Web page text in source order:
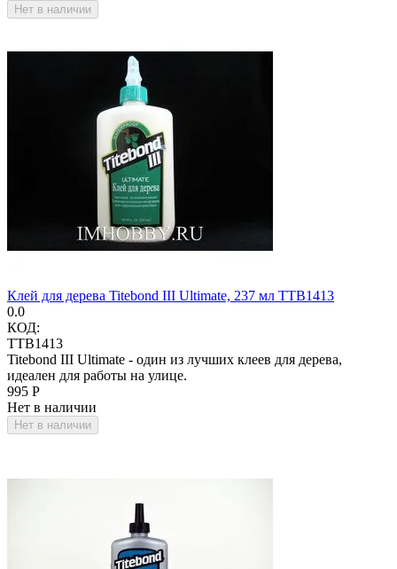
Нет в наличии
Клей для дерева Titebond III Ultimate, 237 мл TTB1413
0.0
КОД:
TTB1413
Titebond III Ultimate - один из лучших клеев для дерева,
идеален для работы на улице.
‍995‍ Р
Нет в наличии
Нет в наличии